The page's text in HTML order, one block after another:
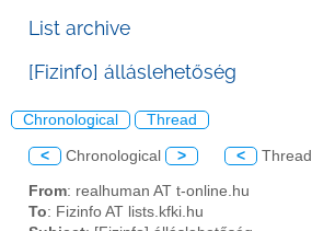
List archive
[Fizinfo] álláslehetőség
Chronological Thread
< Chronological > < Thread
From: realhuman AT t-online.hu
To: Fizinfo AT lists.kfki.hu